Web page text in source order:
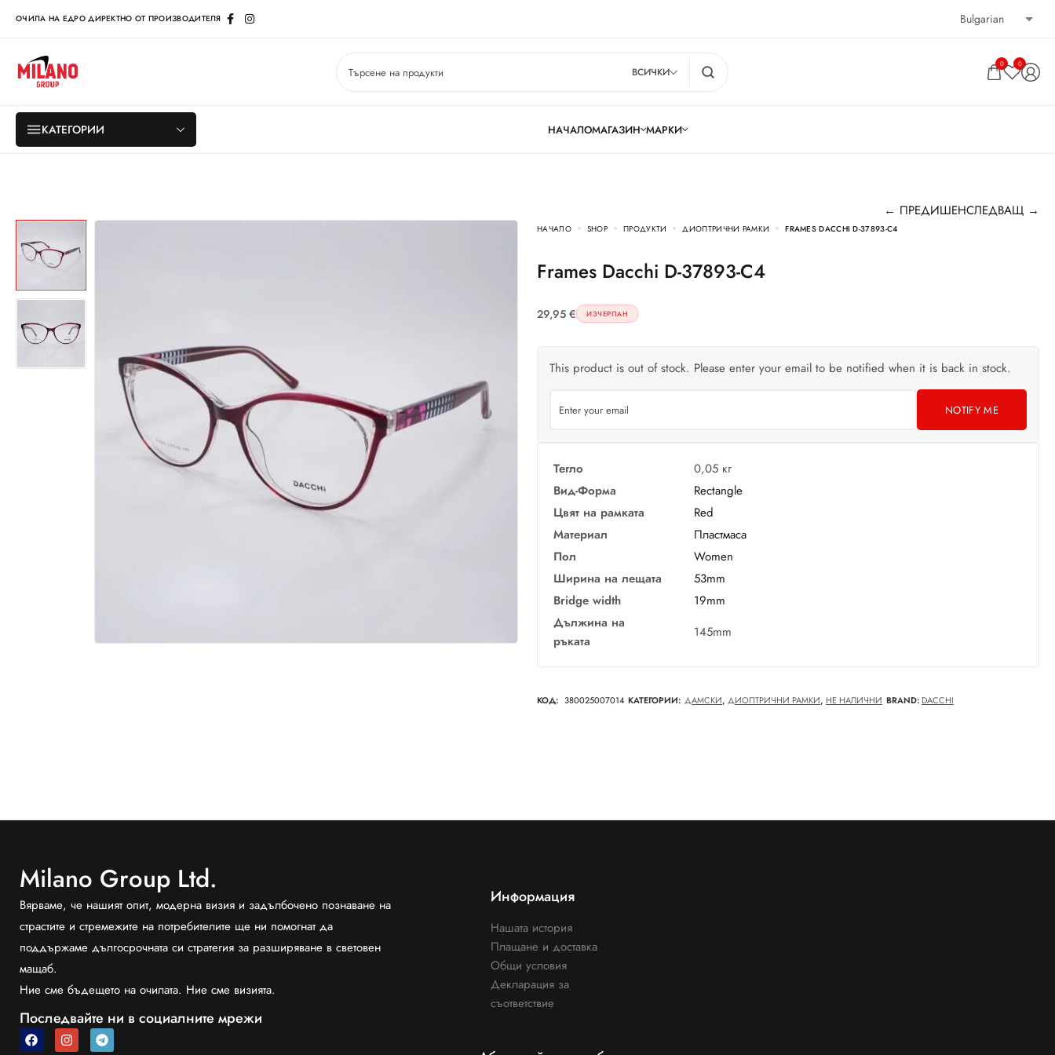
ОЧИЛА НА ЕДРО ДИРЕКТНО ОТ ПРОИЗВОДИТЕЛЯ
ВСИЧКИ
0 0
КАТЕГОРИИ НАЧАЛОМАГАЗИН МАРКИ
← ПРЕДИШЕНСЛЕДВАЩ →
НАЧАЛО SHOP ПРОДУКТИ ДИОПТРИЧНИ РАМКИ FRAMES DACCHI D-37893-C4
Frames Dacchi D-37893-C4
29,95 € ИЗЧЕРПАН
This product is out of stock. Please enter your email to be notified when it is back in stock.
NOTIFY ME
Тегло
0,05 кг
Вид-Форма
Rectangle
Цвят на рамката
Red
Материал
Пластмаса
Пол
Women
Ширина на лещата
53mm
Bridge width
19mm
Дължина на
ръката
145mm
КОД: 380025007014 КАТЕГОРИИ: ДАМСКИ, ДИОПТРИЧНИ РАМКИ, НЕ НАЛИЧНИ BRAND: DACCHI
Milano Group Ltd.
Вярваме, че нашият опит, модерна визия и задълбочено познаване на
страстите и стремежите на потребителите ще ни помогнат да
поддържаме дългосрочната си стратегия за разширяване в световен
мащаб.
Ние сме бъдещето на очилата. Ние сме визията.
Последвайте ни в социалните мрежи
Информация
Нашата история
Плащане и доставка
Общи условия
Декларация за
съответствие